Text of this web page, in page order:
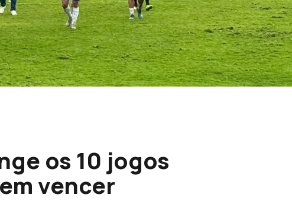
os 10 jogos
vencer